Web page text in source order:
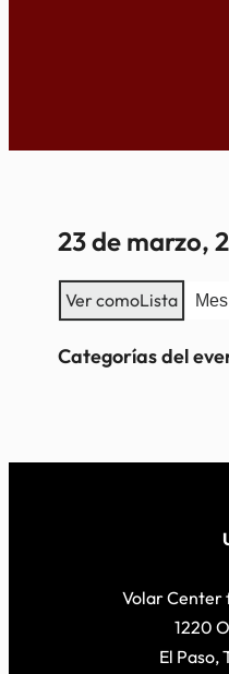
23 de marzo,
Ver comoLista Mes
Categorías del
Volar Center
1220
El Paso,